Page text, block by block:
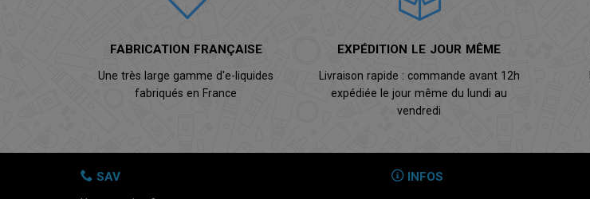
FABRICATION FRANÇAISE
Une très large gamme d'e-liquides
fabriqués en France
EXPÉDITION LE JOUR MÊME
Livraison rapide : commande avant 12h
expédiée le jour même du lundi au
vendredi
SAV INFOS